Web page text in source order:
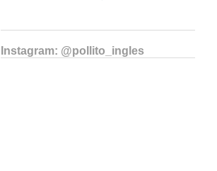
Instagram: @pollito_ingles